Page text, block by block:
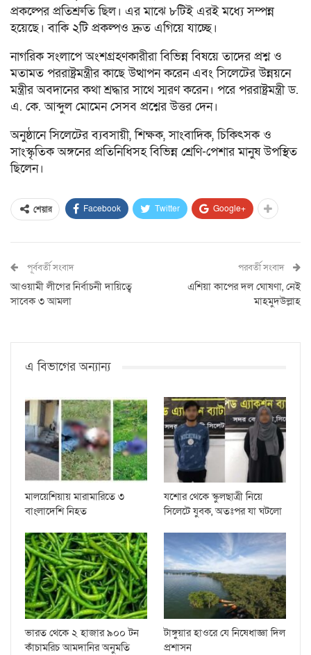
প্রকল্পের প্রতিশ্রুতি ছিল। এর মাঝে ৮টিই এরই মধ্যে সম্পন্ন
হয়েছে। বাকি ২টি প্রকল্পও দ্রুত এগিয়ে যাচ্ছে।
নাগরিক সংলাপে অংশগ্রহণকারীরা বিভিন্ন বিষয়ে তাদের প্রশ্ন ও
মতামত পররাষ্ট্রমন্ত্রীর কাছে উত্থাপন করেন এবং সিলেটের উন্নয়নে
মন্ত্রীর অবদানের কথা শ্রদ্ধার সাথে স্মরণ করেন। পরে পররাষ্ট্রমন্ত্রী ড.
এ. কে. আব্দুল মোমেন সেসব প্রশ্নের উত্তর দেন।
অনুষ্ঠানে সিলেটের ব্যবসায়ী, শিক্ষক, সাংবাদিক, চিকিৎসক ও
সাংস্কৃতিক অঙ্গনের প্রতিনিধিসহ বিভিন্ন শ্রেণি-পেশার মানুষ উপস্থিত
ছিলেন।
শেয়ার Facebook Twitter Google+
পূর্ববর্তী সংবাদ
আওয়ামী লীগের নির্বাচনী দায়িত্বে
সাবেক ৩ আমলা
পরবর্তী সংবাদ
এশিয়া কাপের দল ঘোষণা, নেই
মাহমুদউল্লাহ
এ বিভাগের অন্যান্য
মালয়েশিয়ায় মারামারিতে ৩
বাংলাদেশি নিহত
যশোর থেকে স্কুলছাত্রী নিয়ে
সিলেটে যুবক, অতঃপর যা ঘটলো
ভারত থেকে ২ হাজার ৯০০ টন
কাঁচামরিচ আমদানির অনুমতি
টাঙ্গুয়ার হাওরে যে নিষেধাজ্ঞা দিল
প্রশাসন